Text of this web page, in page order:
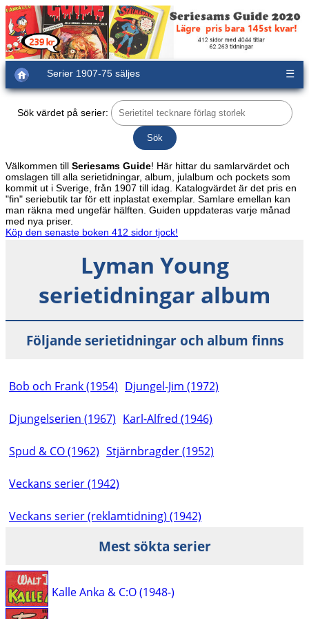
Serier 1907-75 säljes ☰
Sök värdet på serier:
Välkommen till Seriesams Guide! Här hittar du samlarvärdet och
omslagen till alla serietidningar, album, julalbum och pockets som
kommit ut i Sverige, från 1907 till idag. Katalogvärdet är det pris en
"fin" seriebutik tar för ett inplastat exemplar. Samlare emellan kan
man räkna med ungefär hälften. Guiden uppdateras varje månad
med nya priser.
Köp den senaste boken 412 sidor tjock!
Lyman Young
serietidningar album
Följande serietidningar och album finns
Bob och Frank (1954) Djungel-Jim (1972)
Djungelserien (1967) Karl-Alfred (1946)
Spud & CO (1962) Stjärnbragder (1952)
Veckans serier (1942)
Veckans serier (reklamtidning) (1942)
Mest sökta serier
Kalle Anka & C:O (1948-)